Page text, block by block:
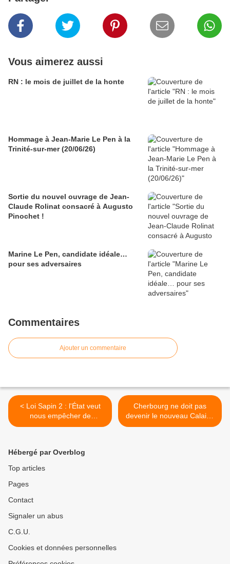
Vous aimerez aussi
RN : le mois de juillet de la honte
Hommage à Jean-Marie Le Pen à la
Trinité-sur-mer (20/06/26)
Sortie du nouvel ouvrage de Jean-
Claude Rolinat consacré à Augusto
Pinochet !
Marine Le Pen, candidate idéale…
pour ses adversaires
Commentaires
Ajouter un commentaire
< Loi Sapin 2 : l'État veut
nous empêcher de
demander le
Cherbourg ne doit pas
devenir le nouveau Calais !
>
Hébergé par Overblog
Top articles
Pages
Contact
Signaler un abus
C.G.U.
Cookies et données personnelles